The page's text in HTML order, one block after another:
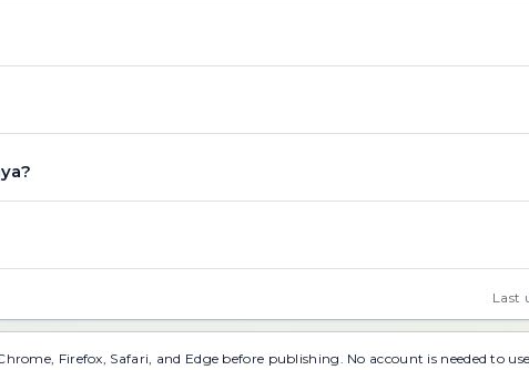
Last
Firefox, Safari, and Edge before publishing. No account is needed to